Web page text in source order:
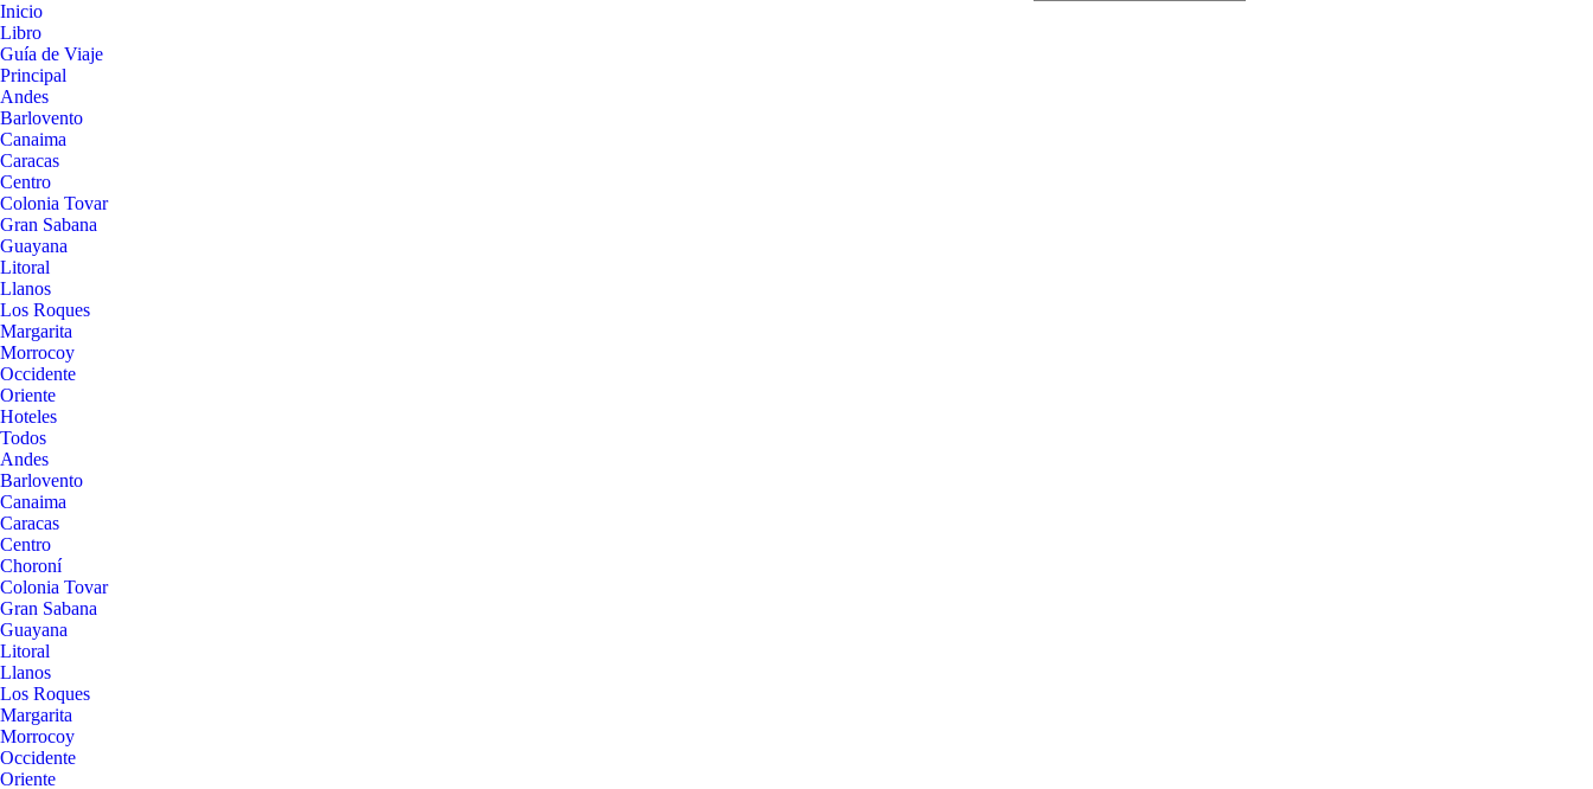
Inicio
Libro
Guía de Viaje
Principal
Andes
Barlovento
Canaima
Caracas
Centro
Colonia Tovar
Gran Sabana
Guayana
Litoral
Llanos
Los Roques
Margarita
Morrocoy
Occidente
Oriente
Hoteles
Todos
Andes
Barlovento
Canaima
Caracas
Centro
Choroní
Colonia Tovar
Gran Sabana
Guayana
Litoral
Llanos
Los Roques
Margarita
Morrocoy
Occidente
Oriente